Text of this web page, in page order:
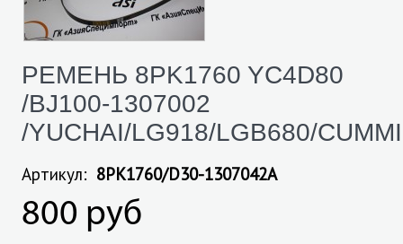
РЕМЕНЬ 8PK1760 YC4D80
/BJ100-1307002
/YUCHAI/LG918/LGB680/
Артикул: 8PK1760/D30-1307042A
800 руб